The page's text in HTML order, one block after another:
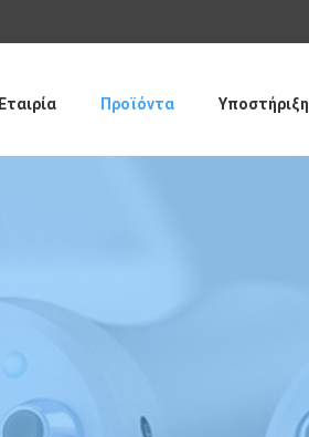
Εταιρία Προϊόντα Υποστήριξη